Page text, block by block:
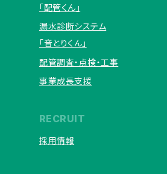
「配管くん」
漏水診断システム
「音とりくん」
配管調査・点検・工事
事業成長支援
RECRUIT
採用情報